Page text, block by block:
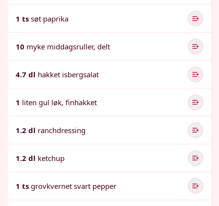
1 ts søt paprika
10 myke middagsruller, delt
4.7 dl hakket isbergsalat
1 liten gul løk, finhakket
1.2 dl ranchdressing
1.2 dl ketchup
1 ts grovkvernet svart pepper